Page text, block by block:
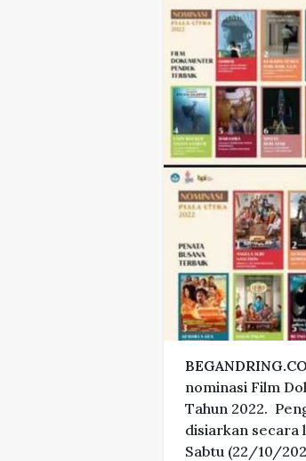
nominasi Film
Tahun 2022.
disiarkan secara
Sabtu (22/10/